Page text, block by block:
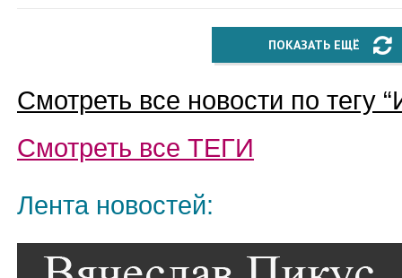
ПОКАЗАТЬ ЕЩЁ
Смотреть все новости по тегу “
Смотреть все ТЕГИ
Лента новостей: